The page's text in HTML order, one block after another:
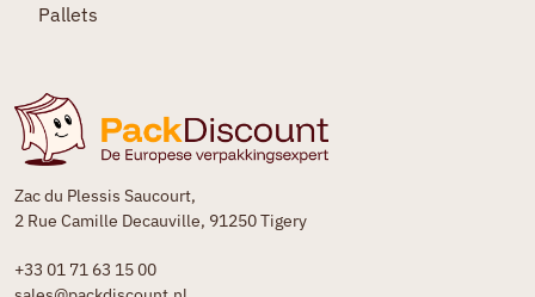
Zac du Plessis Saucourt,
2 Rue Camille Decauville, 91250 Tigery
+33 01 71 63 15 00
Pallets